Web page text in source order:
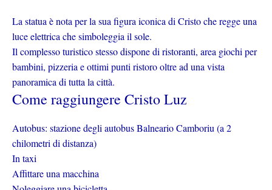
La statua è nota per la sua figura iconica di Cristo che regge una
luce elettrica che simboleggia il sole.
Il complesso turistico stesso dispone di ristoranti, area giochi per
bambini, pizzeria e ottimi punti ristoro oltre ad una vista
panoramica di tutta la città.
Come raggiungere Cristo Luz
Autobus: stazione degli autobus Balneario Camboriu (a 2
chilometri di distanza)
In taxi
Affittare una macchina